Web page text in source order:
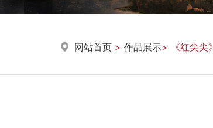
网站首页 > 作品展示> 《红尖尖》